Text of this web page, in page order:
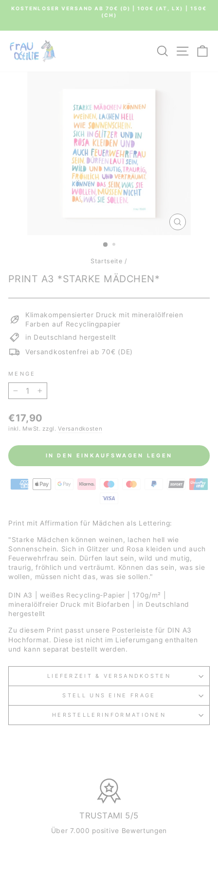
Pause
KOSTENLOSER VERSAND AB 70€ (D) | 100€ (AT, LX) | 150€
(CH)
SUCHE
Startseite /
PRINT A3 *STARKE MÄDCHEN*
Klimakompensierter Druck mit mineralölfreien
Farben auf Recyclingpapier
in Deutschland hergestellt
Versandkostenfrei ab 70€ (DE)
MENGE
Normaler
€17,90
inkl. MwSt. zzgl.Versandkosten
IN DEN EINKAUFSWAGEN LEGEN
Print mit Affirmation für Mädchen als Lettering:
"Starke Mädchen können weinen, lachen hell wie
Sonnenschein. Sich in Glitzer und Rosa kleiden und auch
Feuerwehrfrau sein. Dürfen laut sein, wild und mutig,
traurig, fröhlich und verträumt. Können das sein, was sie
wollen, müssen nicht das, was sie sollen."
DIN A3 | weißes Recycling-Papier | 170g/m² |
mineralölfreier Druck mit Biofarben | in Deutschland
hergestellt
Zu diesem Print passt unsere Posterleiste für DIN A3
Hochformat. Diese ist nicht im Lieferumgang enthalten
und kann separat bestellt werden.
LIEFERZEIT & VERSANDKOSTEN
STELL UNS EINE FRAGE
HERSTELLERINFORMATIONEN
TRUSTAMI 5/5
Über 7.000 positive Bewertungen